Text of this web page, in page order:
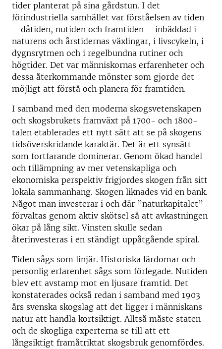
tider planterat på sina gårdstun. I det
förindustriella samhället var förståelsen av tiden
– dåtiden, nutiden och framtiden – inbäddad i
naturens och årstidernas växlingar, i livscykeln, i
dygnsrytmen och i regelbundna rutiner och
högtider. Det var människornas erfarenheter och
dessa återkommande mönster som gjorde det
möjligt att förstå och planera för framtiden.
I samband med den moderna skogsvetenskapen
och skogsbrukets framväxt på 1700- och 1800-
talen etablerades ett nytt sätt att se på skogens
tidsöverskridande karaktär. Det är ett synsätt
som fortfarande dominerar. Genom ökad handel
och tillämpning av mer vetenskapliga och
ekonomiska perspektiv frigjordes skogen från sitt
lokala sammanhang. Skogen liknades vid en bank.
Något man investerar i och där ”naturkapitalet”
förvaltas genom aktiv skötsel så att avkastningen
ökar på lång sikt. Vinsten skulle sedan
återinvesteras i en ständigt uppåtgående spiral.
Tiden sågs som linjär. Historiska lärdomar och
personlig erfarenhet sågs som förlegade. Nutiden
blev ett avstamp mot en ljusare framtid. Det
konstaterades också redan i samband med 1903
års svenska skogslag att det ligger i människans
natur att handla kortsiktigt. Alltså måste staten
och de skogliga experterna se till att ett
långsiktigt framåtriktat skogsbruk genomfördes.